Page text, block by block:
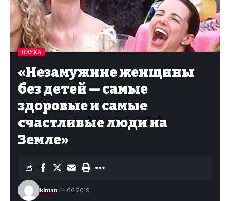
НАУКА
«Незамужние женщины
без детей — самые
здоровые и самые
счастливые люди на
Земле»
kiman 14.06.2019